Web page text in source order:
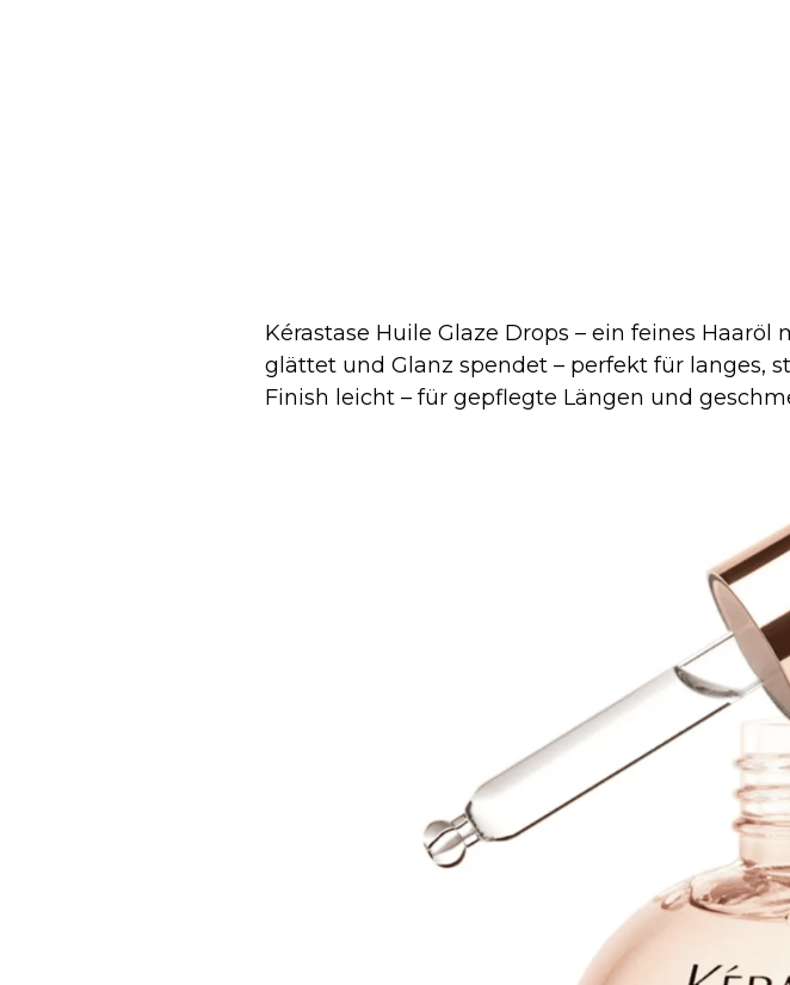
Kérastase Huile Glaze Drops – ein feines
glättet und Glanz spendet – perfekt für langes,
Finish leicht – für gepflegte Längen und